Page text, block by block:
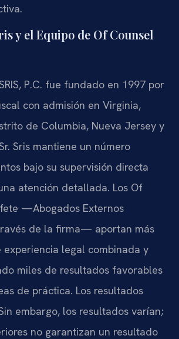
y el Equipo de Of Counsel
P.C. fue fundado en 1997 por
con admisión en Virginia,
de Columbia, Nueva Jersey y
Sris mantiene un número
bajo su supervisión directa
atención detallada. Los Of
—Abogados Externos
de la firma— aportan más
experiencia legal combinada y
miles de resultados favorables
de práctica. Los resultados
embargo, los resultados varían;
no garantizan un resultado